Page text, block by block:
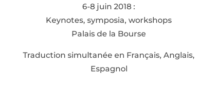
6-8 juin 2018 :
Keynotes, symposia, workshops
Palais de la Bourse
Traduction simultanée en Français, Anglais,
Espagnol